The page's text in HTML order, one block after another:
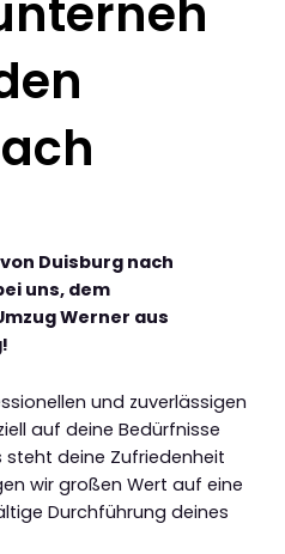
Duisburg nach
uns, dem
Werner aus
und zuverlässigen
auf deine Bedürfnisse
steht deine Zufriedenheit
wir großen Wert auf eine
Durchführung deines